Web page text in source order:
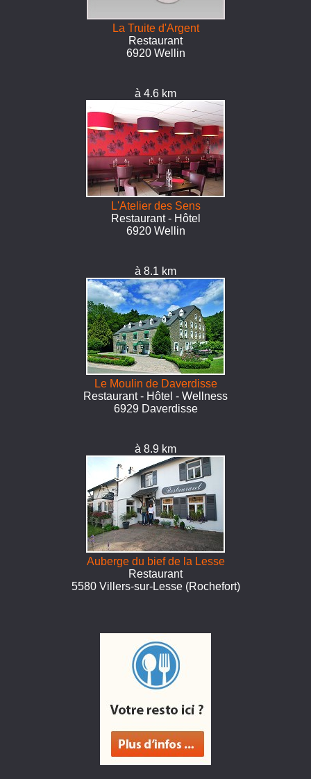
La Truite d'Argent
Restaurant
6920 Wellin
à 4.6 km
L'Atelier des Sens
Restaurant - Hôtel
6920 Wellin
à 8.1 km
Le Moulin de Daverdisse
Restaurant - Hôtel - Wellness
6929 Daverdisse
à 8.9 km
Auberge du bief de la Lesse
Restaurant
5580 Villers-sur-Lesse (Rochefort)